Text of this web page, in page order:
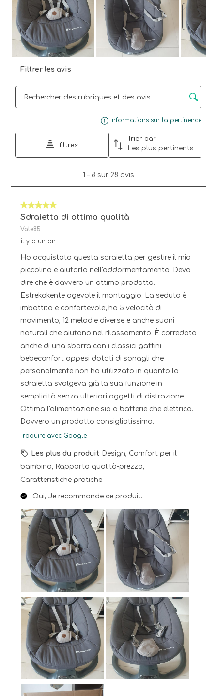
Filtrer les avis
Informations sur la pertinence
filtres
Trier par
Les plus pertinents
8
avis.
1 – 8 sur 28 avis
5 sur 5 étoiles.
Sdraietta di ottima qualità
Vale85
il y a un an
Ho acquistato questa sdraietta per gestire il mio
piccolino e aiutarlo nell'addormentamento. Devo
dire che è davvero un ottimo prodotto.
Estrekakente agevole il montaggio. La seduta è
imbottita e confortevole; ha 5 velocità di
movimento, 12 melodie diverse e anche suoni
naturali che aiutano nel rilassamento. È corredata
anche di una sbarra con i classici gattini
bebeconfort appesi dotati di sonagli che
personalmente non ho utilizzato in quanto la
sdraietta svolgeva già la sua funzione in
semplicità senza ulteriori oggetti di distrazione.
Ottima l'alimentazione sia a batterie che elettrica.
Davvero un prodotto consigliatissimo.
Traduire avec Google
Les plus du produit Design, Comfort per il
bambino, Rapporto qualità-prezzo,
Caratteristiche pratiche
Oui, Je recommande ce produit.